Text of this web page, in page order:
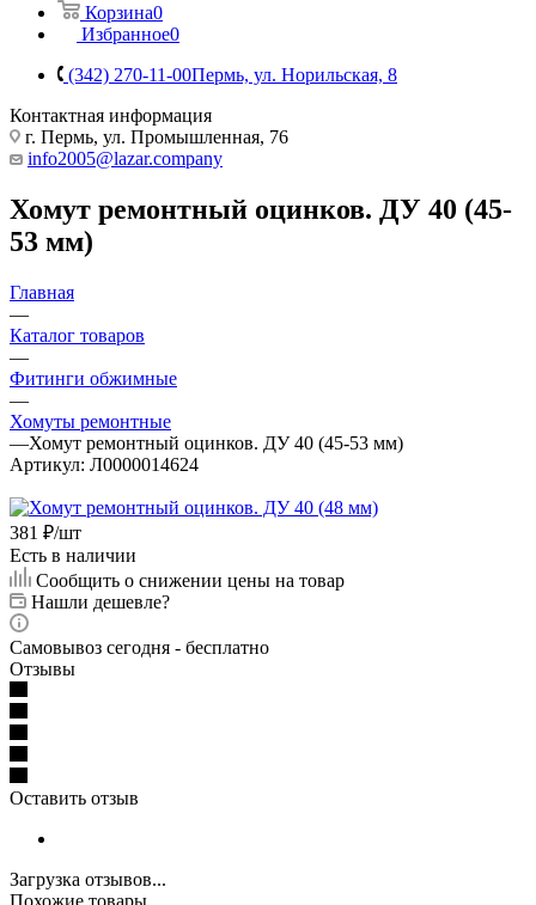
Корзина0
Избранное0
(342) 270-11-00Пермь, ул. Норильская, 8
Контактная информация
г. Пермь, ул. Промышленная, 76
info2005@lazar.company
Хомут ремонтный оцинков. ДУ 40 (45-
53 мм)
Главная
—
Каталог товаров
—
Фитинги обжимные
—
Хомуты ремонтные
—Хомут ремонтный оцинков. ДУ 40 (45-53 мм)
Артикул: Л0000014624
381 ₽/шт
Есть в наличии
Сообщить о снижении цены на товар
Нашли дешевле?
Самовывоз сегодня - бесплатно
Отзывы
Оставить отзыв
Загрузка отзывов...
Похожие товары